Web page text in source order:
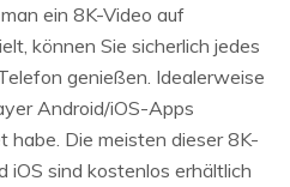
ein 8K-Video auf
können Sie sicherlich jedes
genießen. Idealerweise
Android/iOS-Apps
habe. Die meisten dieser 8K-
iOS sind kostenlos erhältlich